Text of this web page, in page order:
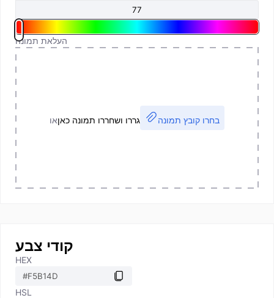
העלאת תמונה
גררו ושחררו תמונה כאןאו בחרו קובץ תמונה
קודי צבע
HEX
HSL